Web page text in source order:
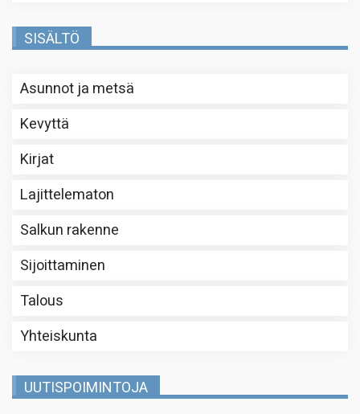
SISÄLTÖ
Asunnot ja metsä
Kevyttä
Kirjat
Lajittelematon
Salkun rakenne
Sijoittaminen
Talous
Yhteiskunta
UUTISPOIMINTOJA